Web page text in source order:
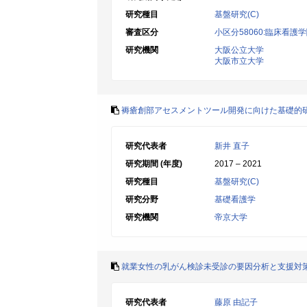
研究種目
基盤研究(C)
審査区分
小区分58060:臨床看護
研究機関
大阪公立大学
大阪市立大学
褥瘡創部アセスメントツール開発に向けた基礎的
研究代表者
新井 直子
研究期間 (年度)
2017 – 2021
研究種目
基盤研究(C)
研究分野
基礎看護学
研究機関
帝京大学
就業女性の乳がん検診未受診の要因分析と支援対
研究代表者
藤原 由記子